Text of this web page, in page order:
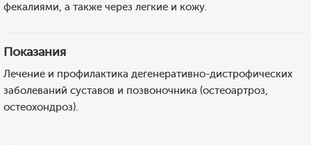
фекалиями, а также через легкие и кожу.
Показания
Лечение и профилактика дегенеративно-дистрофических
заболеваний суставов и позвоночника (остеоартроз,
остеохондроз).